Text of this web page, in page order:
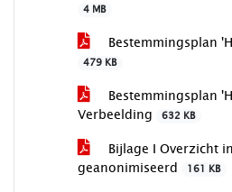
4 MB
Bestemmingsplan
479 KB
Bestemmingsplan
Verbeelding
632 KB
Bijlage I Overzicht
geanonimiseerd
161 KB